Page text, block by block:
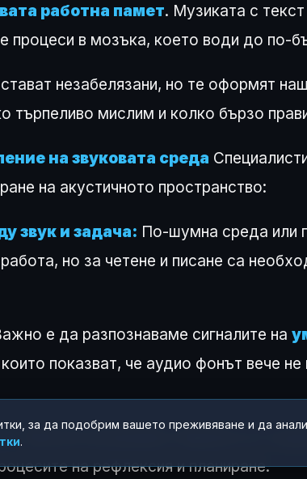
работна памет. Музиката с
процеси в мозъка, което води до по-
незабелязани, но те оформят
търпеливо мислим и колко бързо
на звуковата среда
на акустичното пространство:
звук и задача: По-шумна среда или
но за четене и писане са
е да разпознаваме сигналите на
показват, че аудио фонът вече не
Липсата на външни стимули е от
на рефлексия и планиране.
за да подобрим вашето преживяване и да
.